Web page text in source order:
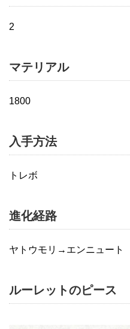
2
マテリアル
1800
入手方法
トレボ
進化経路
ヤトウモリ→エンニュート
ルーレットのピース